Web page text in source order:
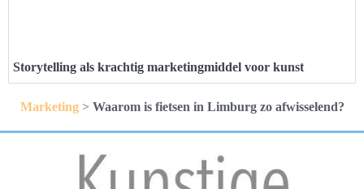
Storytelling als krachtig marketingmiddel voor kunst
Marketing> Waarom is fietsen in Limburg zo afwisselend?